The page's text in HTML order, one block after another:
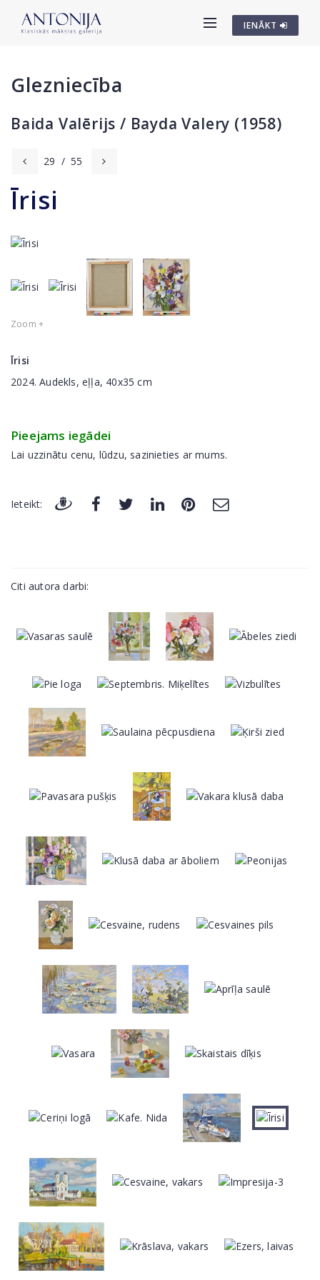
IENĀKT
Glezniecība
Baida Valērijs / Bayda Valery (1958)
29 / 55
Īrisi
Zoom +
Īrisi
2024. Audekls, eļļa, 40x35 cm
Pieejams iegādei
Lai uzzinātu cenu, lūdzu, sazinieties ar mums.
Ieteikt:
Citi autora darbi: